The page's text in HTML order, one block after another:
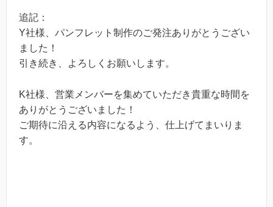
追記：
Y社様、パンフレット制作のご発注ありがとうござい
ました！
引き続き、よろしくお願いします。
K社様、営業メンバーを集めていただき貴重な時間を
ありがとうございました！
ご期待に沿える内容になるよう、仕上げてまいりま
す。